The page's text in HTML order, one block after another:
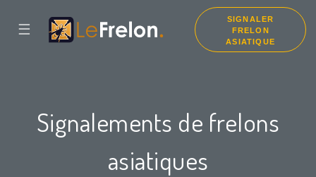
☰
SIGNALER
FRELON
ASIATIQUE
Signalements de frelons
asiatiques